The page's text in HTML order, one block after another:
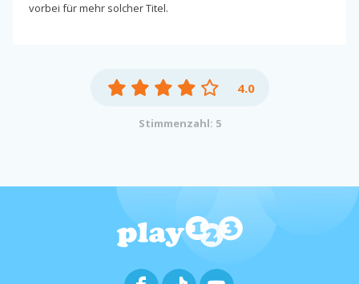
vorbei für mehr solcher Titel.
4.0
Stimmenzahl: 5